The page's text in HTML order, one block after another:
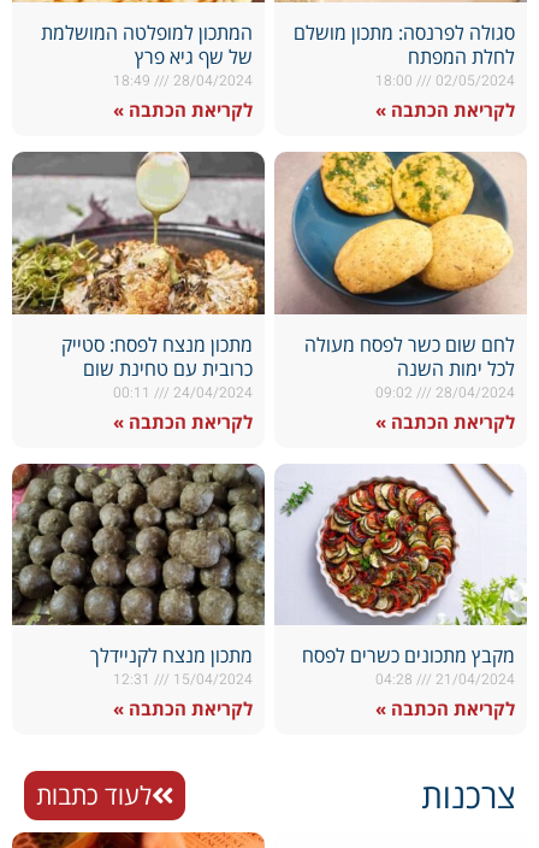
סגולה לפרנסה: מתכון מושלם
לחלת המפתח
02/05/2024
לקריאת הכתבה »
המתכון למופלטה המושלמת
של שף גיא פרץ
28/04/2024
לקריאת הכתבה »
לחם שום כשר לפסח מעולה
לכל ימות השנה
28/04/2024
לקריאת הכתבה »
מתכון מנצח לפסח: סטייק
כרובית עם טחינת שום
24/04/2024
לקריאת הכתבה »
מקבץ מתכונים כשרים לפסח
21/04/2024
לקריאת הכתבה »
מתכון מנצח לקניידלך
15/04/2024
לקריאת הכתבה »
צרכנות לעוד כתבות